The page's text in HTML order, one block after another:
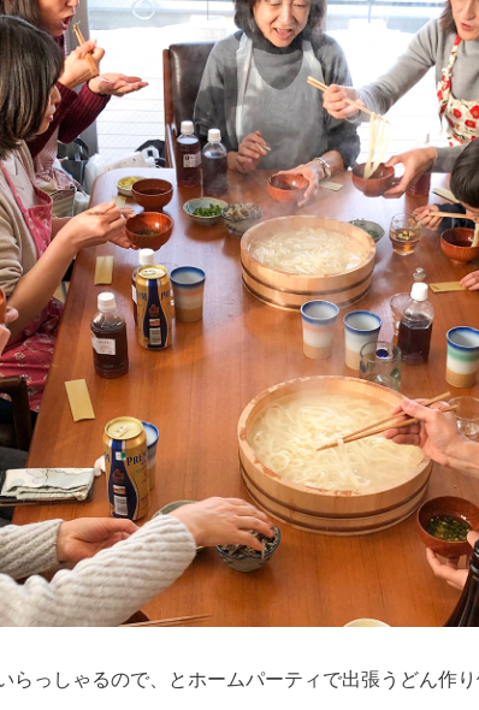
らっしゃるので、とホームパーティで出張うどん作